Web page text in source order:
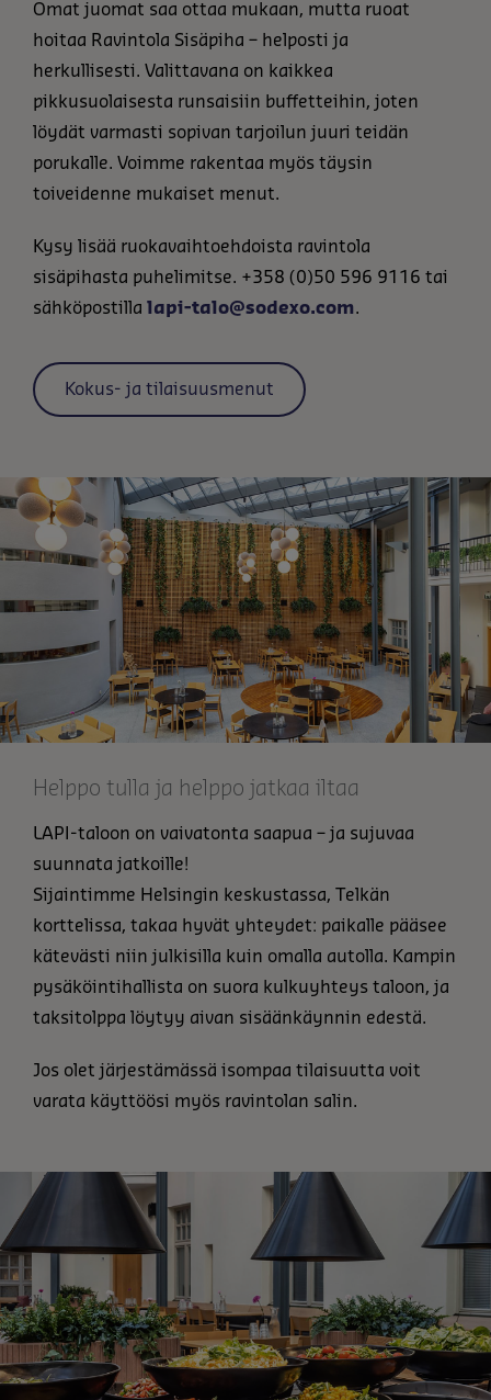
Omat juomat saa ottaa mukaan, mutta ruoat
hoitaa Ravintola Sisäpiha – helposti ja
herkullisesti. Valittavana on kaikkea
pikkusuolaisesta runsaisiin buffetteihin, joten
löydät varmasti sopivan tarjoilun juuri teidän
porukalle. Voimme rakentaa myös täysin
toiveidenne mukaiset menut.
Kysy lisää ruokavaihtoehdoista ravintola
sisäpihasta puhelimitse. +358 (0)50 596 9116 tai
sähköpostilla lapi-talo@sodexo.com.
Kokus- ja tilaisuusmenut
Helppo tulla ja helppo jatkaa iltaa
LAPI-taloon on vaivatonta saapua – ja sujuvaa
suunnata jatkoille!
Sijaintimme Helsingin keskustassa, Telkän
korttelissa, takaa hyvät yhteydet: paikalle pääsee
kätevästi niin julkisilla kuin omalla autolla. Kampin
pysäköintihallista on suora kulkuyhteys taloon, ja
taksitolppa löytyy aivan sisäänkäynnin edestä.
Jos olet järjestämässä isompaa tilaisuutta voit
varata käyttöösi myös ravintolan salin.